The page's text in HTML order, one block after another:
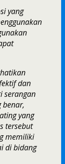
yang
dan
serangan
benar,
yang
tersebut
memiliki
di bidang